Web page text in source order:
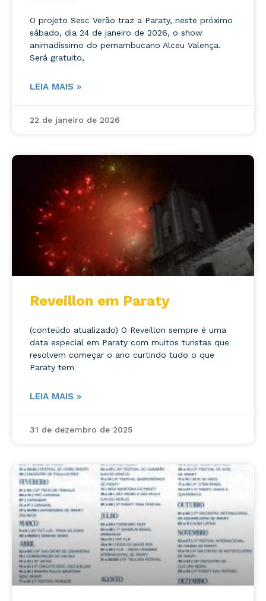
O projeto Sesc Verão traz a Paraty, neste próximo
sábado, dia 24 de janeiro de 2026, o show
animadíssimo do pernambucano Alceu Valença.
Será gratuito,
LEIA MAIS »
22 de janeiro de 2026
Reveillon em Paraty
(conteúdo atualizado) O Reveillon sempre é uma
data especial em Paraty com muitos turistas que
resolvem começar o ano curtindo tudo o que
Paraty tem
LEIA MAIS »
31 de dezembro de 2025